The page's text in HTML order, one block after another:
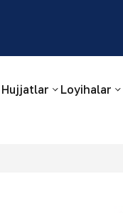
Hujjatlar Loyihalar